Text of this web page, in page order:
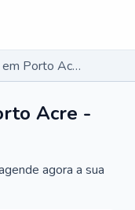
Mastologista em Porto Acre - AC
Acre -
agora a sua